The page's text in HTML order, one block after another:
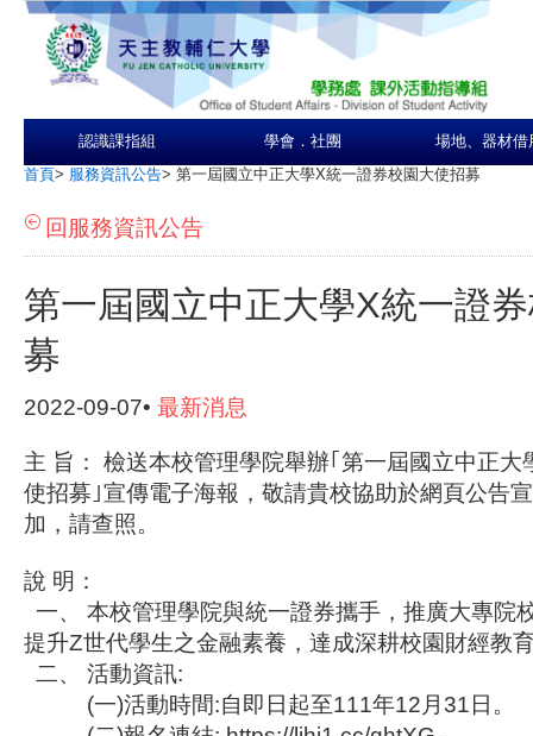
認識課指組 學會．社團 場地、器材借
首頁> 服務資訊公告> 第一屆國立中正大學X統一證券校園大使招募
回服務資訊公告
第一屆國立中正大學X統一證
募
2022-09-07• 最新消息
主 旨：
檢送本校管理學院舉辦｢第一屆國立中正大
使招募｣宣傳電子海報，敬請貴校協助於網頁公告
加，請查照。
說 明：
一、
本校管理學院與統一證券攜手，推廣大專院
提升Z世代學生之金融素養，達成深耕校園財經教
二、
活動資訊:
(一)活動時間:自即日起至111年12月31日。